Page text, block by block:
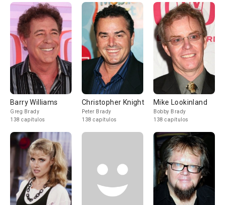
Barry Williams
Greg Brady
138 capítulos
Christopher Knight
Peter Brady
138 capítulos
Mike Lookinland
Bobby Brady
138 capítulos